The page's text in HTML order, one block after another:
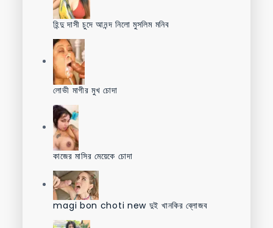
হিন্দু দাসী চুদে আনন্দ নিলো মুসলিম মনিব
লোভী মাগীর মুখ চোদা
কাজের মাসির মেয়েকে চোদা
magi bon choti new দুই খানকির ব্লোজব